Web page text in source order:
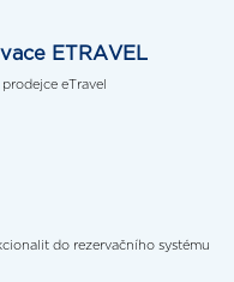
ETRAVEL
eTravel
do rezervačního systému